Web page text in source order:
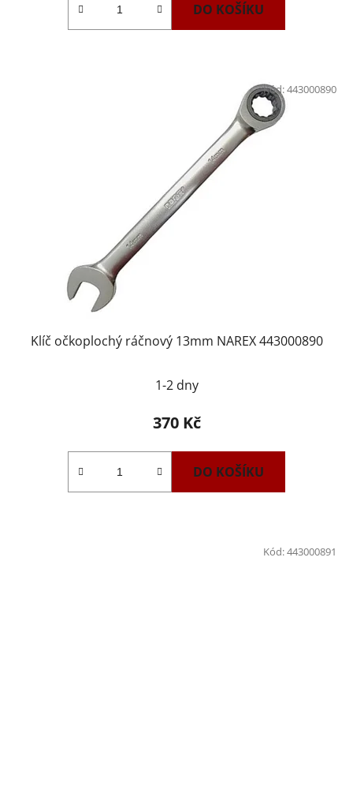
DO KOŠÍKU
Klíč očkoplochý ráčnový 13mm NAREX 443000890
1-2 dny
370 Kč
DO KOŠÍKU
Kód:443000890
Kód:443000891